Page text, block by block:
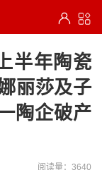
半年陶瓷
丽莎及子
陶企破产
阅读量：3640